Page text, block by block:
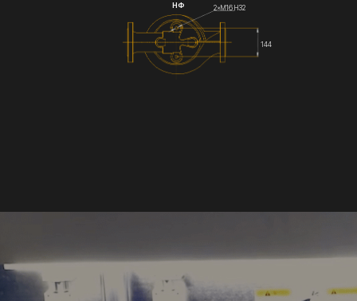
НФ 2×М16 Н32
144